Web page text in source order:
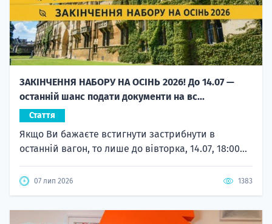
ЗАКІНЧЕННЯ НАБОРУ НА ОСІНЬ 2026! До 14.07 —
останній шанс подати документи на вс...
Стаття
Якщо Ви бажаєте встигнути застрибнути в
останній вагон, то лише до вівторка, 14.07, 18:00...
07 лип 2026 1383